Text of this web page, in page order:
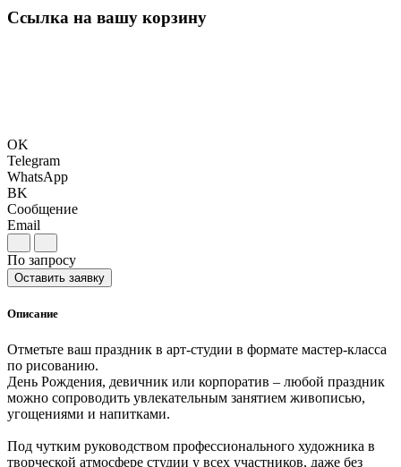
Ссылка на вашу корзину
OK
Telegram
WhatsApp
BK
Сообщение
Email
По запросу
Оставить заявку
Описание
Отметьте ваш праздник в арт-студии в формате мастер-класса
по рисованию.
День Рождения, девичник или корпоратив – любой праздник
можно сопроводить увлекательным занятием живописью,
угощениями и напитками.
Под чутким руководством профессионального художника в
творческой атмосфере студии у всех участников, даже без